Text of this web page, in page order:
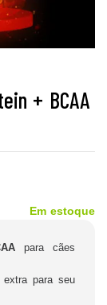
+ BCAA
Em estoque
para cães
extra para seu